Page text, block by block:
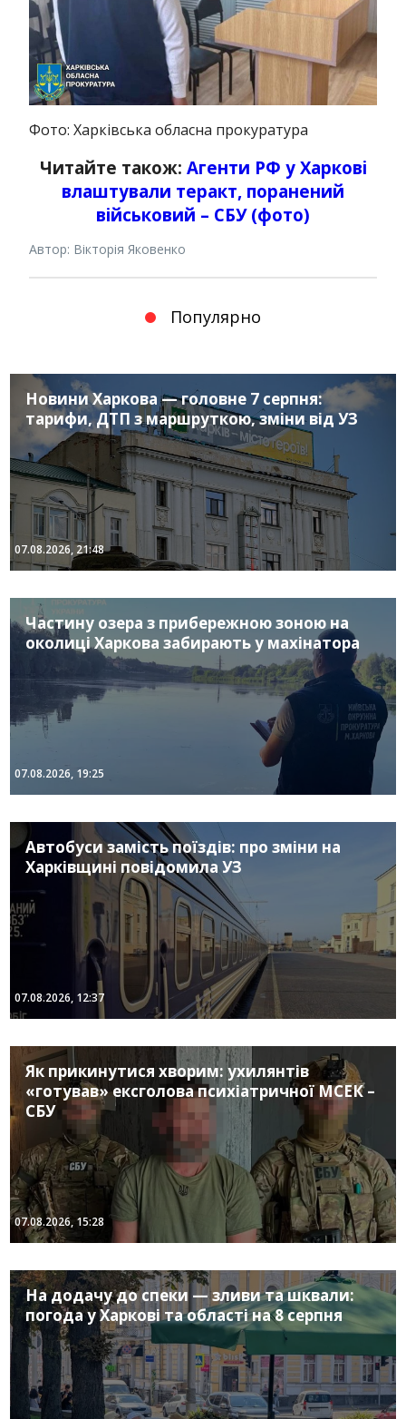
Фото: Харківська обласна прокуратура
Читайте також: Агенти РФ у Харкові
влаштували теракт, поранений
військовий – СБУ (фото)
Автор: Вікторія Яковенко
Популярно
Новини Харкова — головне 7 серпня:
тарифи, ДТП з маршруткою, зміни від УЗ
07.08.2026, 21:48
Частину озера з прибережною зоною на
околиці Харкова забирають у махінатора
07.08.2026, 19:25
Автобуси замість поїздів: про зміни на
Харківщині повідомила УЗ
07.08.2026, 12:37
Як прикинутися хворим: ухилянтів
«готував» ексголова психіатричної МСЕК –
СБУ
07.08.2026, 15:28
На додачу до спеки — зливи та шквали:
погода у Харкові та області на 8 серпня